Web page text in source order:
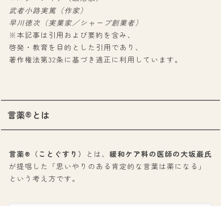
武者小路実篤（作家）
早川徳次（実業家／シャープ創業者）
※本記事は引用および要約を含み、
啓発・教育を目的とした引用であり、
著作権法第32条に基づき適正に利用しています。
言薬®とは
言薬®（ことぐすり） とは、 緩和ケア科の医師の大坂巌氏
が提唱した「思いやりのある肯定的な言葉は薬になる」
という考え方です。